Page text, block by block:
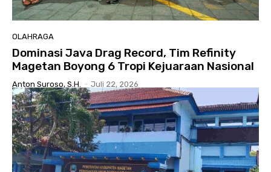
OLAHRAGA
Dominasi Java Drag Record, Tim Refinity
Magetan Boyong 6 Tropi Kejuaraan Nasional
Anton Suroso, S.H. - Juli 22, 2026